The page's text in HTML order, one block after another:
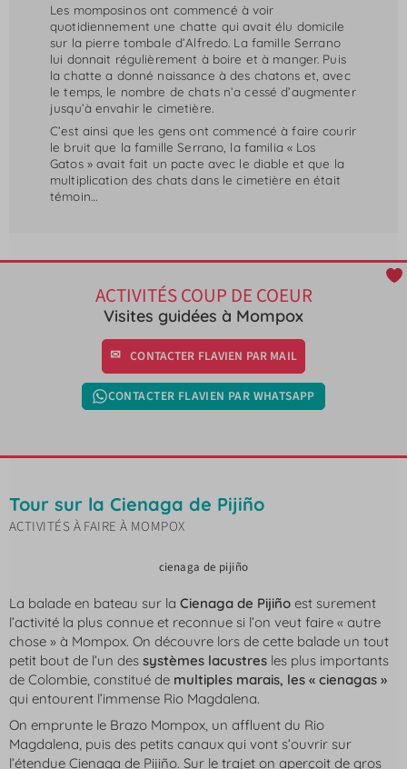
Les momposinos ont commencé à voir
quotidiennement une chatte qui avait élu domicile
sur la pierre tombale d’Alfredo. La famille Serrano
lui donnait régulièrement à boire et à manger. Puis
la chatte a donné naissance à des chatons et, avec
le temps, le nombre de chats n’a cessé d’augmenter
jusqu’à envahir le cimetière.
C’est ainsi que les gens ont commencé à faire courir
le bruit que la famille Serrano, la familia « Los
Gatos » avait fait un pacte avec le diable et que la
multiplication des chats dans le cimetière en était
témoin…
ACTIVITÉS COUP DE COEUR
Visites guidées à Mompox
CONTACTER FLAVIEN PAR MAIL
CONTACTER FLAVIEN PAR WHATSAPP
Tour sur la Cienaga de Pijiño
ACTIVITÉS À FAIRE À MOMPOX
cienaga de pijiño
La balade en bateau sur la Cienaga de Pijiño est surement
l’activité la plus connue et reconnue si l’on veut faire « autre
chose » à Mompox. On découvre lors de cette balade un tout
petit bout de l’un des systèmes lacustres les plus importants
de Colombie, constitué de multiples marais, les « cienagas »
qui entourent l’immense Rio Magdalena.
On emprunte le Brazo Mompox, un affluent du Rio
Magdalena, puis des petits canaux qui vont s’ouvrir sur
l’étendue Cienaga de Pijiño. Sur le trajet on aperçoit de gros